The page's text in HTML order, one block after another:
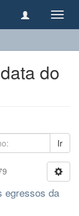
do
Ir
egressos da